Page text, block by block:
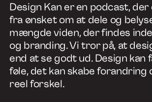
Om os
Nyheder
Kontakt
Design Kan er en podcast,
fra ønsket om at dele og
mængde viden, der findes
og branding. Vi tror på, at
end at se godt ud. Design kan
føle, det kan skabe forandring
reel forskel.